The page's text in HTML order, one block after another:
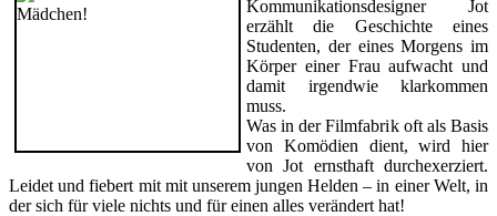
Kommunikationsdesigner Jot
erzählt die Geschichte eines
Studenten, der eines Morgens im
Körper einer Frau aufwacht und
damit irgendwie klarkommen
muss.
Was in der Filmfabrik oft als Basis
von Komödien dient, wird hier
von Jot ernsthaft durchexerziert.
Leidet und fiebert mit mit unserem jungen Helden – in einer Welt, in
der sich für viele nichts und für einen alles verändert hat!